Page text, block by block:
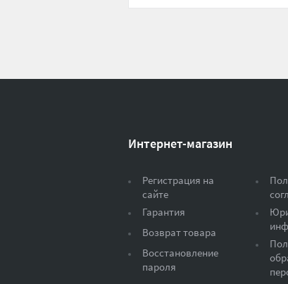
Интернет-магазин
Регистрация на
сайте
Гарантия
Возврат товара
Восстановление
пароля